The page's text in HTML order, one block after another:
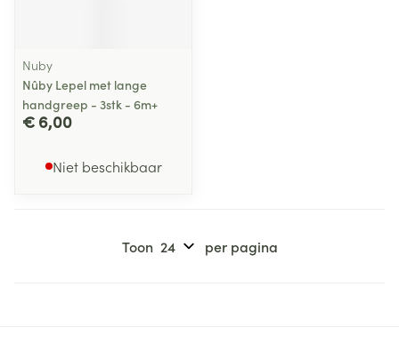
Nuby
Nûby Lepel met lange
handgreep - 3stk - 6m+
€ 6,00
Niet beschikbaar
Toon per pagina